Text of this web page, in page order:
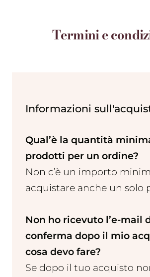
Termini e
Informazioni
Qual’è la quantità
prodotti per un ordine?
Non c’è un importo
acquistare anche un solo
Non ho ricevuto l’e-mail
conferma dopo il mio
cosa devo fare?
Se dopo il tuo acquisto